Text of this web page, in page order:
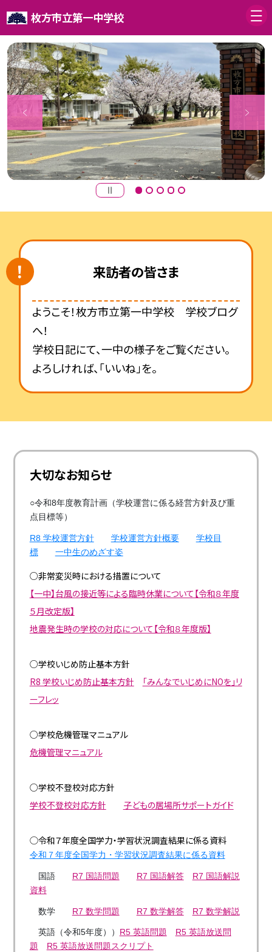
枚方市立第一中学校
来訪者の皆さま
ようこそ！枚方市立第一中学校 学校ブログ
へ！
学校日記にて、一中の様子をご覧ください。
よろしければ、「いいね」を。
大切なお知らせ
○令和8年度教育計画（学校運営に係る経営方針及び重
点目標等）
R8 学校運営方針 学校運営方針概要
学校目
標
一中生のめざす姿
○非常変災時における措置について
【一中】台風の接近等による臨時休業について【令和８年度
５月改定版】
地震発生時の学校の対応について【令和８年度版】
○学校いじめ防止基本方針
R8 学校いじめ防止基本方針
「みんなでいじめにNOを」リ
ーフレッ
○学校危機管理マニュアル
危機管理マニュアル
○学校不登校対応方針
学校不登校対応方針
子どもの居場所サポートガイド
◯令和７年度全国学力・学習状況調査結果に係る資料
令和７年度全国学力・学習状況調査結果に係る資料
国語 R7 国語問題 R7 国語解答
R7 国語解説
資料
数学 R7 数学問題 R7 数学解答 R7 数学解説
英語（令和5年度）） R5 英語問題
R5 英語放送問
題
R5 英語放送問題スクリプト